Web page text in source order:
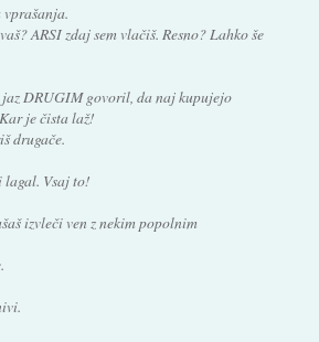
ARSI zdaj sem vlačiš. Resno? Lahko še
DRUGIM govoril, da naj kupujejo
je čista laž!
drugače.
lagal. Vsaj to!
izvleči ven z nekim popolnim